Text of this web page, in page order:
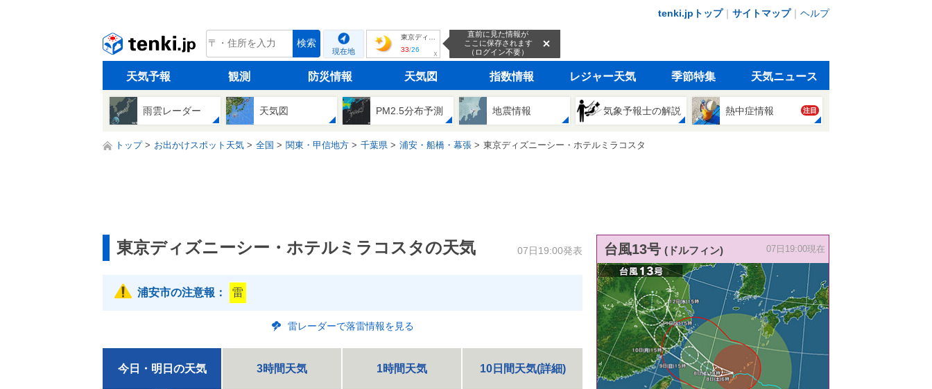
tenki.jpトップ｜ サイトマップ｜ ヘルプ
tenki.jp 検索
現在地
33/26 ｘ
直前に見た情報が
ここに保存されます
（ログイン不要）
天気予報 観測 防災情報 天気図 指数情報 レジャー天気 季節特集 天気ニュース
雨雲レーダー 天気図 PM2.5分布予測 地震情報 気象予報士の解説 熱中症情報 注目
トップ お出かけスポット天気 全国 関東・甲信地方 千葉県 浦安・船橋・幕張 東京ディズニーシー・ホテルミラコスタ
東京ディズニーシー・ホテルミラコスタの天気 07日19:00発表
浦安市の注意報： 雷
雷レーダーで落雷情報を見る
今日・明日の天気 3時間天気 1時間天気 10日間天気(詳細)
台風13号 (ドルフィン) 07日19:00現在